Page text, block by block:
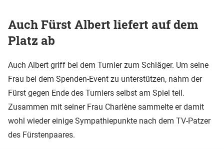
Auch Fürst Albert liefert auf dem
Platz ab
Auch Albert griff bei dem Turnier zum Schläger. Um seine
Frau bei dem Spenden-Event zu unterstützen, nahm der
Fürst gegen Ende des Turniers selbst am Spiel teil.
Zusammen mit seiner Frau Charlène sammelte er damit
wohl wieder einige Sympathiepunkte nach dem TV-Patzer
des Fürstenpaares.